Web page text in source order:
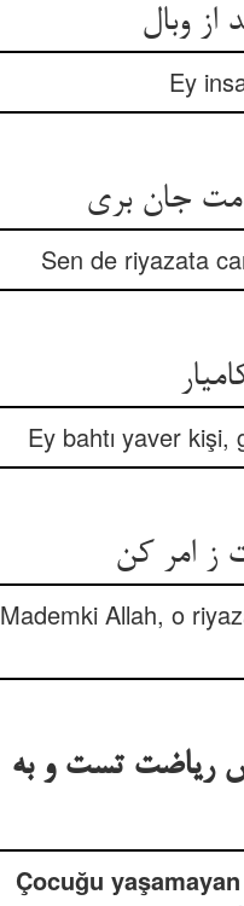
وبال
Ey
جان بری
Sen de riyazata
Ey bahtı yaver
ز امر کن
Mademki Allah, o
ریاضت تست و به
Çocuğu